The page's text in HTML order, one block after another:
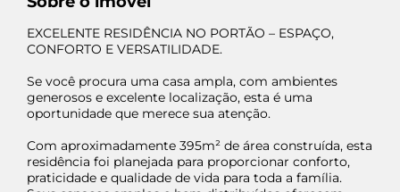
EXCELENTE RESIDÊNCIA NO PORTÃO – ESPAÇO,
CONFORTO E VERSATILIDADE.
Se você procura uma casa ampla, com ambientes
generosos e excelente localização, esta é uma
oportunidade que merece sua atenção.
Com aproximadamente 395m² de área construída, esta
residência foi planejada para proporcionar conforto,
praticidade e qualidade de vida para toda a família.